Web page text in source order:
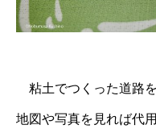
粘土でつくった道路
地図や写真を見れば代